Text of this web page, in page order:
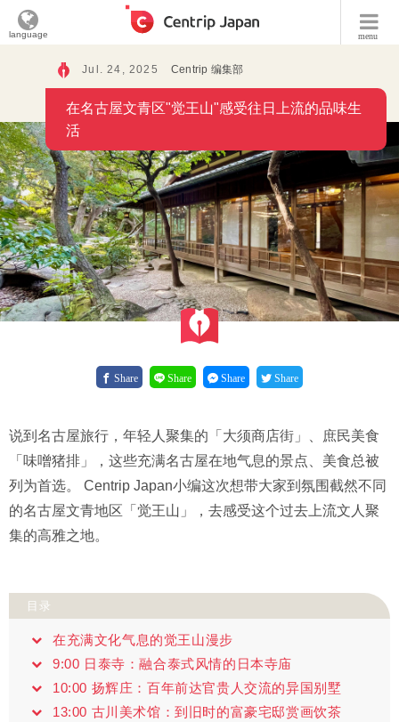
menu
language
Jul. 24, 2025 Centrip 编集部
在名古屋文青区"觉王山"感受往日上流的品味生
活
Share Share Share Share
说到名古屋旅行，年轻人聚集的「大须商店街」、庶民美食
「味噌猪排」，这些充满名古屋在地气息的景点、美食总被
列为首选。 Centrip Japan小编这次想带大家到氛围截然不同
的名古屋文青地区「觉王山」，去感受这个过去上流文人聚
集的高雅之地。
目录
在充满文化气息的觉王山漫步
9:00 日泰寺：融合泰式风情的日本寺庙
10:00 扬辉庄：百年前达官贵人交流的异国别墅
13:00 古川美术馆：到旧时的富豪宅邸赏画饮茶